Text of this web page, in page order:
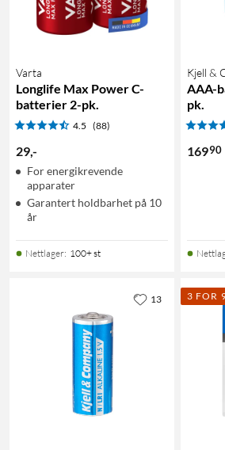
Varta
Longlife Max Power C-
batterier 2-pk.
4.5 (88)
29,-
For energikrevende
apparater
Garantert holdbarhet på 10
år
Nettlager: 100+ st
Kjell &
AAA-
pk.
16990
13 3 FOR